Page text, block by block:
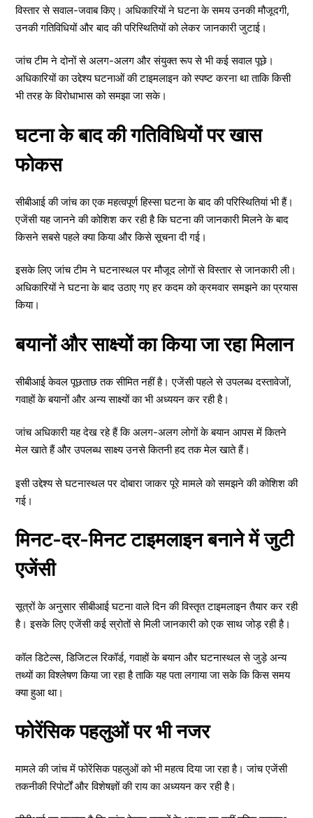
विस्तार से सवाल-जवाब किए। अधिकारियों ने घटना के समय उनकी मौजूदगी,
उनकी गतिविधियों और बाद की परिस्थितियों को लेकर जानकारी जुटाई।
जांच टीम ने दोनों से अलग-अलग और संयुक्त रूप से भी कई सवाल पूछे।
अधिकारियों का उद्देश्य घटनाओं की टाइमलाइन को स्पष्ट करना था ताकि किसी
भी तरह के विरोधाभास को समझा जा सके।
घटना के बाद की गतिविधियों पर खास
फोकस
सीबीआई की जांच का एक महत्वपूर्ण हिस्सा घटना के बाद की परिस्थितियां भी हैं।
एजेंसी यह जानने की कोशिश कर रही है कि घटना की जानकारी मिलने के बाद
किसने सबसे पहले क्या किया और किसे सूचना दी गई।
इसके लिए जांच टीम ने घटनास्थल पर मौजूद लोगों से विस्तार से जानकारी ली।
अधिकारियों ने घटना के बाद उठाए गए हर कदम को क्रमवार समझने का प्रयास
किया।
बयानों और साक्ष्यों का किया जा रहा मिलान
सीबीआई केवल पूछताछ तक सीमित नहीं है। एजेंसी पहले से उपलब्ध दस्तावेजों,
गवाहों के बयानों और अन्य साक्ष्यों का भी अध्ययन कर रही है।
जांच अधिकारी यह देख रहे हैं कि अलग-अलग लोगों के बयान आपस में कितने
मेल खाते हैं और उपलब्ध साक्ष्य उनसे कितनी हद तक मेल खाते हैं।
इसी उद्देश्य से घटनास्थल पर दोबारा जाकर पूरे मामले को समझने की कोशिश की
गई।
मिनट-दर-मिनट टाइमलाइन बनाने में जुटी
एजेंसी
सूत्रों के अनुसार सीबीआई घटना वाले दिन की विस्तृत टाइमलाइन तैयार कर रही
है। इसके लिए एजेंसी कई स्रोतों से मिली जानकारी को एक साथ जोड़ रही है।
कॉल डिटेल्स, डिजिटल रिकॉर्ड, गवाहों के बयान और घटनास्थल से जुड़े अन्य
तथ्यों का विश्लेषण किया जा रहा है ताकि यह पता लगाया जा सके कि किस समय
क्या हुआ था।
फोरेंसिक पहलुओं पर भी नजर
मामले की जांच में फोरेंसिक पहलुओं को भी महत्व दिया जा रहा है। जांच एजेंसी
तकनीकी रिपोर्टों और विशेषज्ञों की राय का अध्ययन कर रही है।